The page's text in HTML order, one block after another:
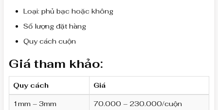
Loại: phủ bạc hoặc không
Số lượng đặt hàng
Quy cách cuộn
Giá tham khảo:
Quy cách Giá
1mm – 3mm 70.000 – 230.000/cuộn